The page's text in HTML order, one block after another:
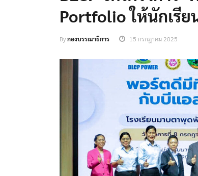
Portfolio ให้นักเรี
Byกองบรรณาธิการ 15 กรกฎาคม 2025